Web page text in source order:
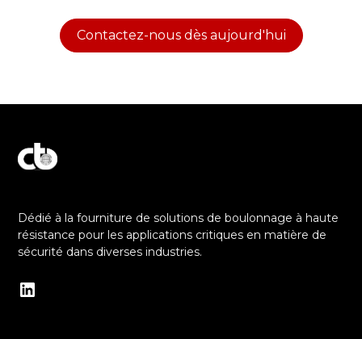
Contactez-nous dès aujourd'hui
Dédié à la fourniture de solutions de boulonnage à haute
résistance pour les applications critiques en matière de
sécurité dans diverses industries.